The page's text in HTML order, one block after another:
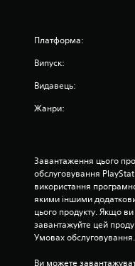
Платформа:
Випуск:
Видавець:
Жанри:
Завантаження цього
обслуговування
використання
якими іншими
цього продукту. Якщо
завантажуйте цей
Умовах обслуговування.
Ви можете